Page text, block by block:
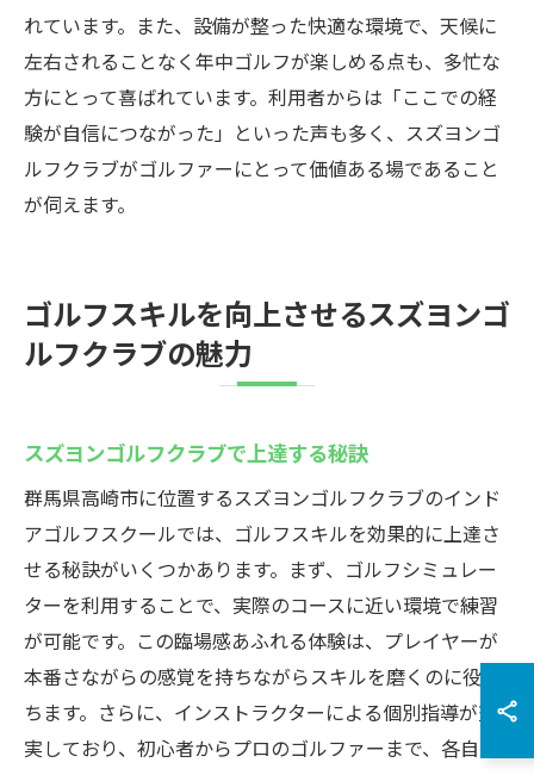
れています。また、設備が整った快適な環境で、天候に
左右されることなく年中ゴルフが楽しめる点も、多忙な
方にとって喜ばれています。利用者からは「ここでの経
験が自信につながった」といった声も多く、スズヨンゴ
ルフクラブがゴルファーにとって価値ある場であること
が伺えます。
ゴルフスキルを向上させるスズヨンゴ
ルフクラブの魅力
スズヨンゴルフクラブで上達する秘訣
群馬県高崎市に位置するスズヨンゴルフクラブのインド
アゴルフスクールでは、ゴルフスキルを効果的に上達さ
せる秘訣がいくつかあります。まず、ゴルフシミュレー
ターを利用することで、実際のコースに近い環境で練習
が可能です。この臨場感あふれる体験は、プレイヤーが
本番さながらの感覚を持ちながらスキルを磨くのに役立
ちます。さらに、インストラクターによる個別指導が充
実しており、初心者からプロのゴルファーまで、各自の